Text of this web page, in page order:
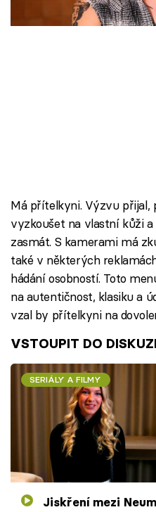
Škola vaření
Sledujte nás
Má přítelkyni. Výzvu přijal,
vyzkoušet na vlastní kůži
zasmát. S kamerami má
také v některých
hádání osobností. Toto
na autentičnost, klasiku a
vzal by přítelkyni na
VSTOUPIT DO
SERIÁLY A FILMY